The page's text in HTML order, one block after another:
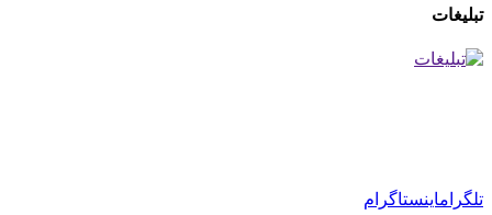
تبلیغات
تلگراماینستاگرام